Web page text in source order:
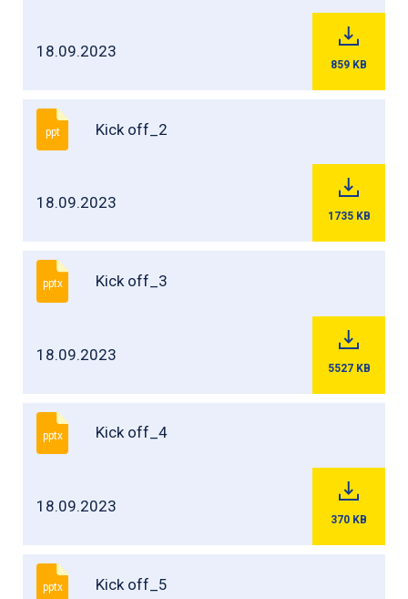
18.09.2023
859 KB
ppt Kick off_2
18.09.2023
1735 KB
pptx Kick off_3
18.09.2023
5527 KB
pptx Kick off_4
18.09.2023
370 KB
pptx Kick off_5